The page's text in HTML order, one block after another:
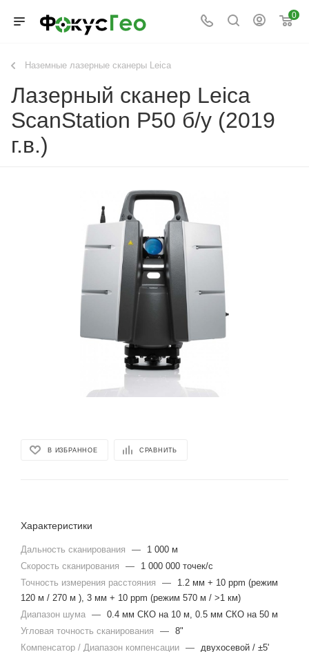
0
Наземные лазерные сканеры Leica
Лазерный сканер Leica
ScanStation P50 б/у (2019
г.в.)
В ИЗБРАННОЕ СРАВНИТЬ
Характеристики
Дальность сканирования —
1 000 м
Скорость сканирования
—
1 000 000 точек/с
Точность измерения расстояния
—
1.2 мм + 10 ppm (режим
120 м / 270 м ), 3 мм + 10 ppm (режим 570 м / >1 км)
Диапазон шума — 0.4 мм СКО на 10 м, 0.5 мм СКО на 50 м
Угловая точность сканирования
— 8"
Компенсатор / Диапазон компенсации — двухосевой / ±5'